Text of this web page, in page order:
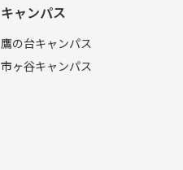
キャンパス
鷹の台キャンパス
市ヶ谷キャンパス